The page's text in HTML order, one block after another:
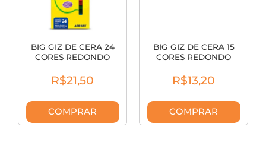
BIG GIZ DE CERA 24
CORES REDONDO
R$21,50
COMPRAR
BIG GIZ DE CERA 15
CORES REDONDO
R$13,20
COMPRAR